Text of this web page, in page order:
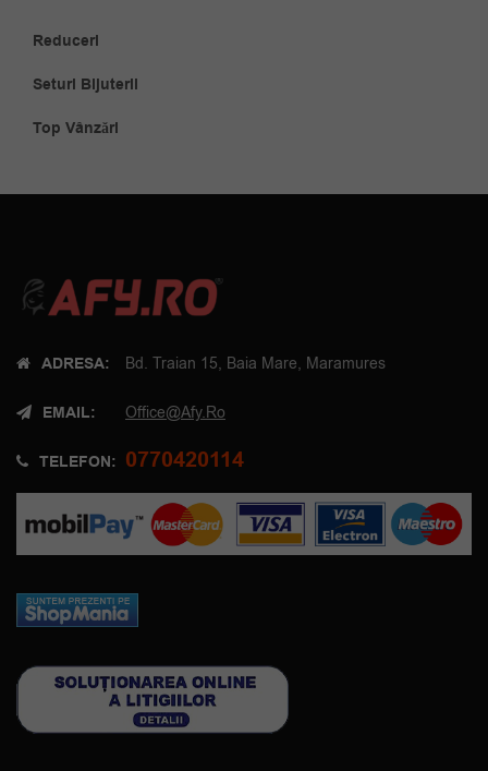
Reduceri
Seturi Bijuterii
Top Vânzări
ADRESA: Bd. Traian 15, Baia Mare, Maramures
EMAIL: Office@afy.ro
TELEFON: 0770420114